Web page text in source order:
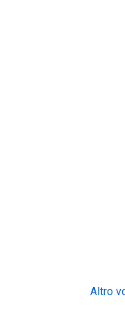
Altro